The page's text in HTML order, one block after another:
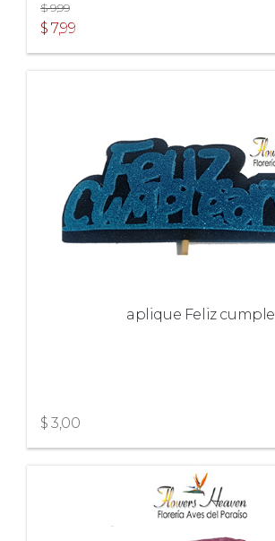
$ 9,99
$ 7,99
aplique Feliz cumple
$ 3,00